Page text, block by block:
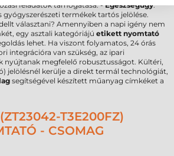
feladatok támogatása. -Egészségügy:
termékek tartós jelölése.
választani? Amennyiben a napi igény nem
egy asztali kategóriájú etikett nyomtató
lehet. Ha viszont folyamatos, 24 órás
integrációra van szükség, az ipari
nyújtanak megfelelő robusztusságot. Kültéri,
jelölésnél kerülje a direkt termál technológiát,
segítségével készített műanyag címkéket a
T3E200FZ)
- CSOMAG